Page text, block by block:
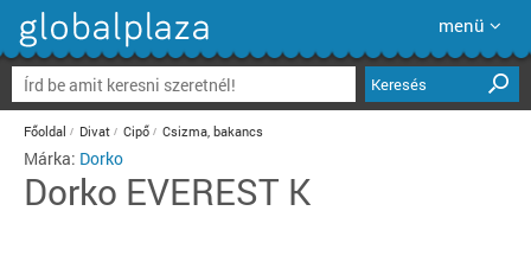
menü
Keresés
Főoldal Divat Cipő Csizma, bakancs
Márka: Dorko
Dorko EVEREST K